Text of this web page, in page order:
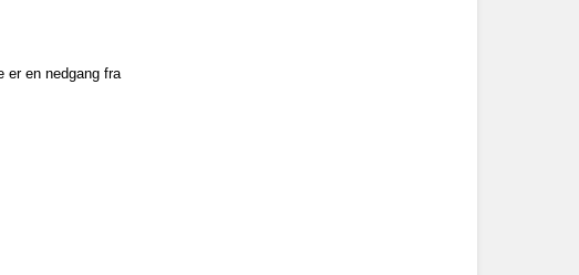
er en nedgang fra